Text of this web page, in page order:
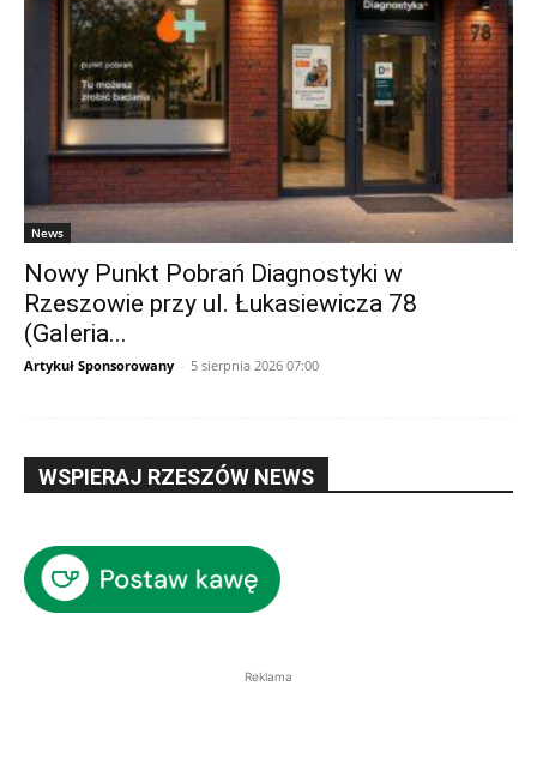
News
Nowy Punkt Pobrań Diagnostyki w
Rzeszowie przy ul. Łukasiewicza 78
(Galeria...
Artykuł Sponsorowany - 5 sierpnia 2026 07:00
WSPIERAJ RZESZÓW NEWS
Reklama